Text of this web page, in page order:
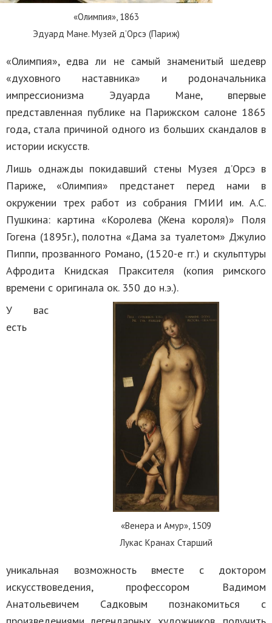
«Олимпия», 1863
Эдуард Мане. Музей д’Орсэ (Париж)
«Олимпия», едва ли не самый знаменитый шедевр
«духовного наставника» и родоначальника
импрессионизма Эдуарда Мане, впервые
представленная публике на Парижском салоне 1865
года, стала причиной одного из больших скандалов в
истории искусств.
Лишь однажды покидавший стены Музея д’Орсэ в
Париже, «Олимпия» предстанет перед нами в
окружении трех работ из собрания ГМИИ им. А.С.
Пушкина: картина «Королева (Жена короля)» Поля
Гогена (1895г.), полотна «Дама за туалетом» Джулио
Пиппи, прозванного Романо, (1520-е гг.) и скульптуры
Афродита Книдская Праксителя (копия римского
времени с оригинала ок. 350 до н.э.).
«Венера и Амур», 1509
Лукас Кранах Старший
У вас
есть
уникальная возможность вместе с доктором
искусствоведения, профессором Вадимом
Анатольевичем Садковым познакомиться с